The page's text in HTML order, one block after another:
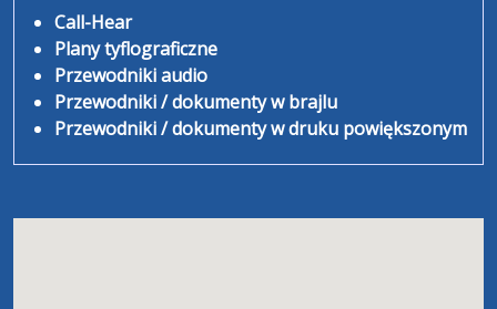
Call-Hear
Plany tyflograficzne
Przewodniki audio
Przewodniki / dokumenty w brajlu
Przewodniki / dokumenty w druku powiększonym